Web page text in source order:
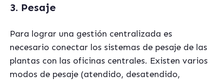
3. Pesaje
Para lograr una gestión centralizada es
necesario conectar los sistemas de pesaje de las
plantas con las oficinas centrales. Existen varios
modos de pesaje (atendido, desatendido,